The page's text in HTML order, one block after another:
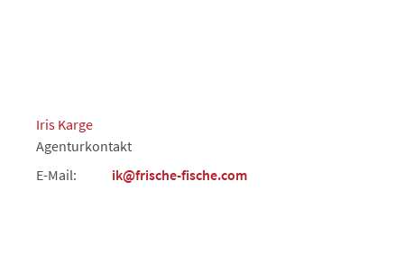
Iris Karge
Agenturkontakt
E-Mail:
ik@frische-fische.com